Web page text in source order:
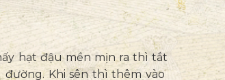
hạt đậu mền mịn ra thì tắt
đường. Khi sên thì thêm vào